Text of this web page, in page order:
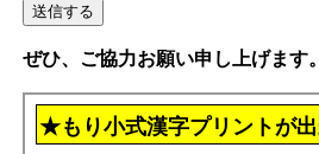
ぜひ、ご協力お願い申し上げます。